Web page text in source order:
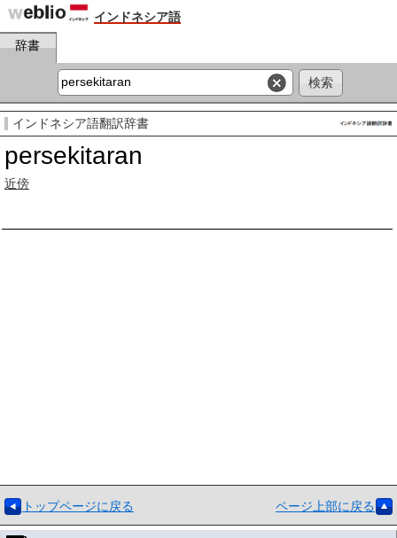
インドネシア語
辞書
インドネシア語翻訳辞書
persekitaran
近傍
トップページに戻る ページ上部に戻る